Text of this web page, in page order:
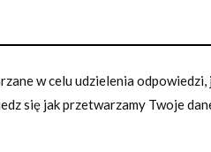
w celu udzielenia
się jak przetwarzamy Twoje